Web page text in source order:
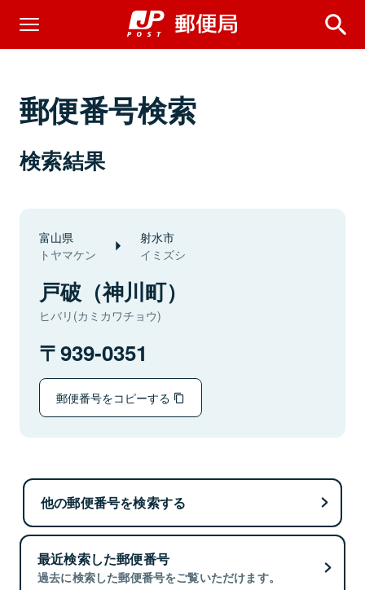
郵便番号検索
検索結果
富山県
トヤマケン
射水市
イミズシ
戸破（神川町）
ヒバリ(カミカワチョウ)
939-0351
郵便番号をコピーする
他の郵便番号を検索する
最近検索した郵便番号
過去に検索した郵便番号をご覧いただけます。